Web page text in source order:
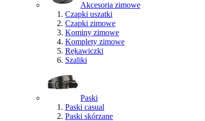
Akcesoria zimowe
Czapki uszatki
Czapki zimowe
Kominy zimowe
Komplety zimowe
Rękawiczki
Szaliki
Paski
Paski casual
Paski skórzane